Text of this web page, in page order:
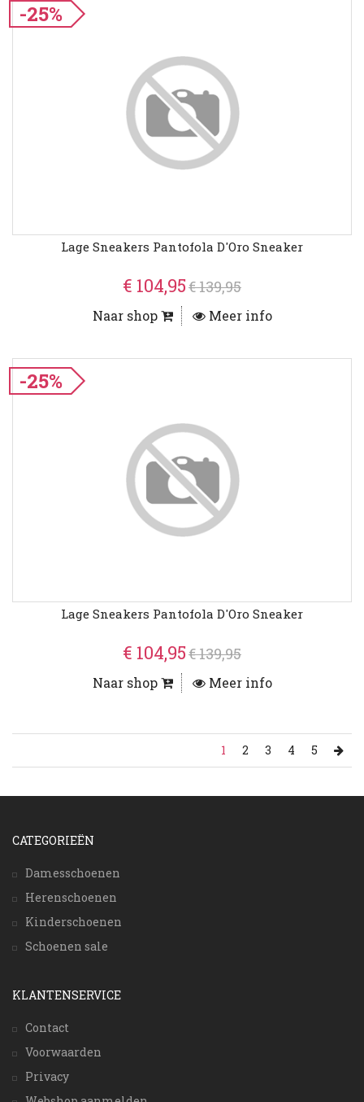
-25%
Lage Sneakers Pantofola D'Oro Sneaker
€ 104,95€ 139,95
Naar shop Meer info
-25%
Lage Sneakers Pantofola D'Oro Sneaker
€ 104,95€ 139,95
Naar shop Meer info
1 2 3 4 5
CATEGORIEËN
Damesschoenen
Herenschoenen
Kinderschoenen
Schoenen sale
KLANTENSERVICE
Contact
Voorwaarden
Privacy